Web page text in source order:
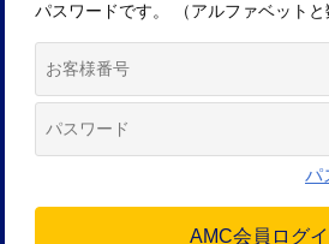
パスワードです。 （アルファベットと
パ